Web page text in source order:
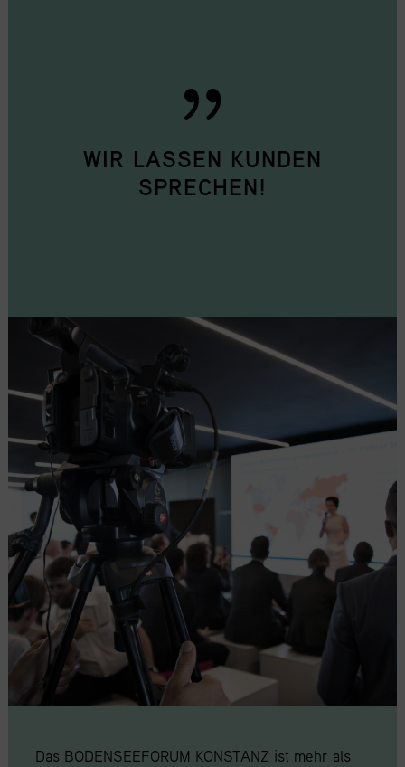
WIR LASSEN KUNDEN
SPRECHEN!
Das BODENSEEFORUM KONSTANZ ist mehr als